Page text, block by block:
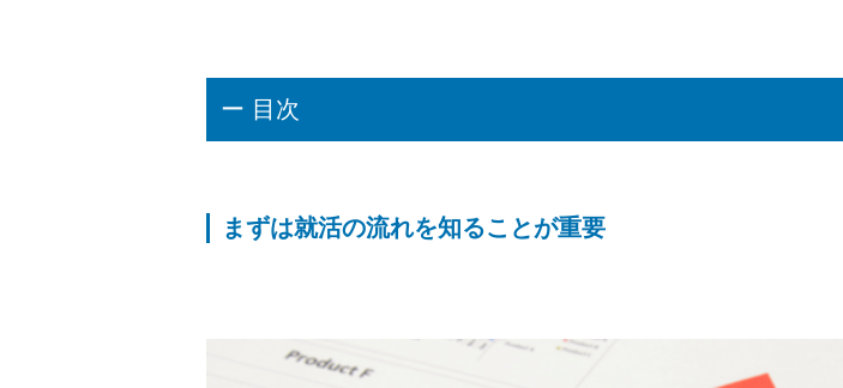
ー 目次
まずは就活の流れを知ることが重要